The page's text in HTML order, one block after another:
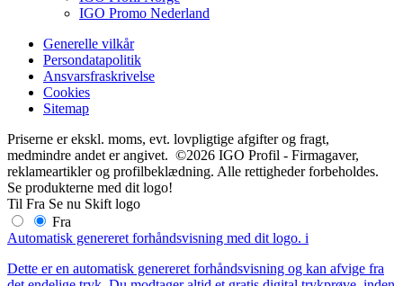
IGO Promo Nederland
Generelle vilkår
Persondatapolitik
Ansvarsfraskrivelse
Cookies
Sitemap
Priserne er ekskl. moms, evt. lovpligtige afgifter og fragt,
medmindre andet er angivet. ©2026 IGO Profil - Firmagaver,
reklameartikler og profilbeklædning. Alle rettigheder forbeholdes.
Se produkterne med dit logo!
Til Fra Se nu Skift logo
Fra
Automatisk genereret forhåndsvisning med dit logo. i
Dette er en automatisk genereret forhåndsvisning og kan afvige fra